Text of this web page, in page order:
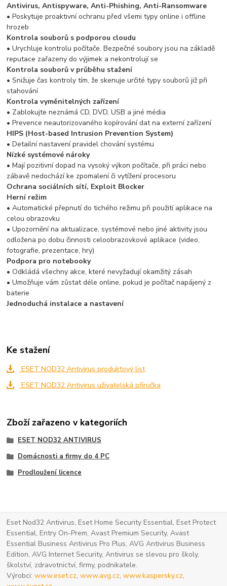
Antivirus, Antispyware, Anti-Phishing, Anti-Ransomware
• Poskytuje proaktivní ochranu před všemi typy online i offline
hrozeb
Kontrola souborů s podporou cloudu
• Urychluje kontrolu počítače. Bezpečné soubory jsou na základě
reputace zařazeny do výjimek a nekontrolují se
Kontrola souborů v průběhu stažení
• Snižuje čas kontroly tím, že skenuje určité typy souborů již při
stahování
Kontrola vyměnitelných zařízení
• Zablokujte neznámá CD, DVD, USB a jiné média
• Prevence neautorizovaného kopírování dat na externí zařízení
HIPS (Host-based Intrusion Prevention System)
• Detailní nastavení pravidel chování systému
Nízké systémové nároky
• Mají pozitivní dopad na vysoký výkon počítače, při práci nebo
zábavě nedochází ke zpomalení či vytížení procesoru
Ochrana sociálních sítí, Exploit Blocker
Herní režim
• Automatické přepnutí do tichého režimu při použití aplikace na
celou obrazovku
• Upozornění na aktualizace, systémové nebo jiné aktivity jsou
odložena po dobu činnosti celoobrazovkové aplikace (video,
fotografie, prezentace, hry)
Podpora pro notebooky
• Odkládá všechny akce, které nevyžadují okamžitý zásah
• Umožňuje vám zůstat déle online, pokud je počítač napájený z
baterie
Jednoduchá instalace a nastavení
Ke stažení
ESET NOD32 Antivirus produktový list
ESET NOD32 Antivirus uživatelská příručka
Zboží zařazeno v kategoriích
ESET NOD32 ANTIVIRUS
Domácnosti a firmy do 4 PC
Prodloužení licence
Eset Nod32 Antivirus, Eset Home Security Essential, Eset Protect
Essential, Entry On-Prem, Avast Premium Security, Avast
Essential Business Antivirus Pro Plus, AVG Antivirus Business
Edition, AVG Internet Security, Antivirus se slevou pro školy,
školství, zdravotnictví, firmy, podnikatele.
Výrobci:www.eset.cz,www.avg.cz,www.kaspersky.cz,